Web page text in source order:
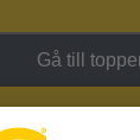
Gå till